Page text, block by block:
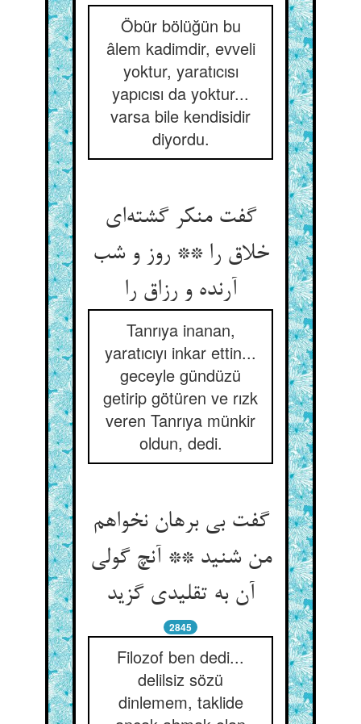
Öbür bölüğün bu
âlem kadimdir, evveli
yoktur, yaratıcısı
yapıcısı da yoktur...
varsa bile kendisidir
diyordu.
گفت منکر گشته‌ای
خلاق را ** روز و شب
آرنده و رزاق را
Tanrıya inanan,
yaratıcıyı inkar ettin...
geceyle gündüzü
getirip götüren ve rızk
veren Tanrıya münkir
oldun, dedi.
گفت بی برهان نخواهم
من شنید ** آنچ گولی
آن به تقلیدی گزید
2845
Filozof ben dedi...
delilsiz sözü
dinlemem, taklide